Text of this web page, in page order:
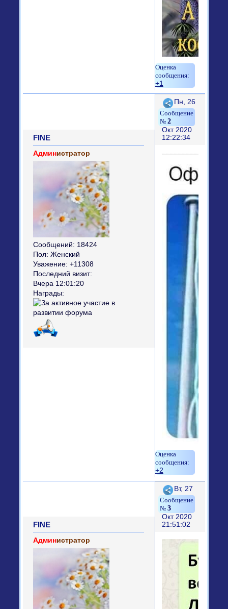
+1
Поделиться
2
Пн, 26
Окт 2020
12:22:34
FINE
Администратор
Сообщений: 18424
Пол: Женский
Уважение: +11308
Последний визит:
Вчера 12:01:20
Награды:
+2
Поделиться
3
Вт, 27
Окт 2020
21:51:02
FINE
Администратор